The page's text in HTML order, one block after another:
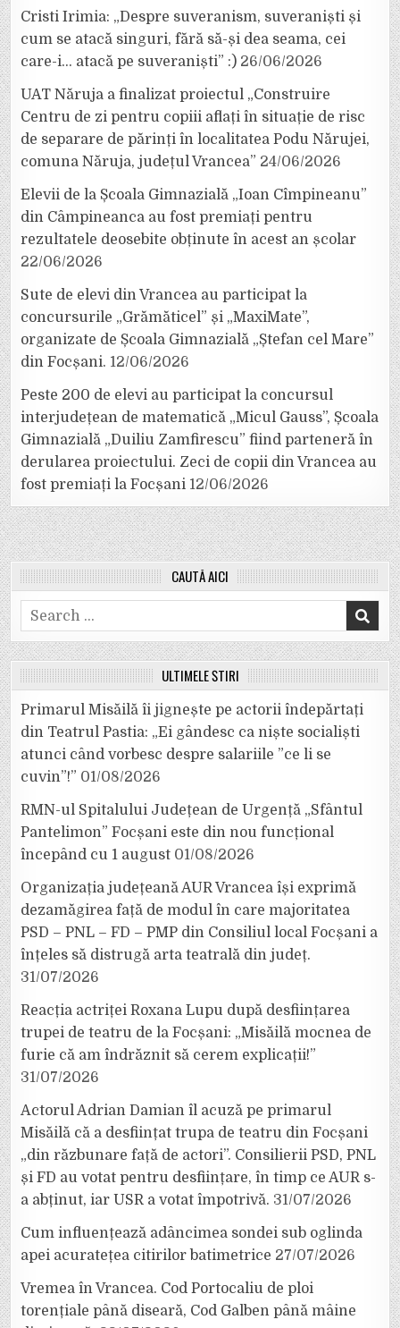
Cristi Irimia: „Despre suveranism, suveraniști și
cum se atacă singuri, fără să-și dea seama, cei
care-i… atacă pe suveraniști” :) 26/06/2026
UAT Năruja a finalizat proiectul „Construire
Centru de zi pentru copiii aflați în situație de risc
de separare de părinți în localitatea Podu Nărujei,
comuna Năruja, județul Vrancea” 24/06/2026
Elevii de la Școala Gimnazială „Ioan Cîmpineanu”
din Câmpineanca au fost premiați pentru
rezultatele deosebite obținute în acest an școlar
22/06/2026
Sute de elevi din Vrancea au participat la
concursurile „Grămăticel” și „MaxiMate”,
organizate de Școala Gimnazială „Ștefan cel Mare”
din Focșani. 12/06/2026
Peste 200 de elevi au participat la concursul
interjudețean de matematică „Micul Gauss”, Școala
Gimnazială „Duiliu Zamfirescu” fiind parteneră în
derularea proiectului. Zeci de copii din Vrancea au
fost premiați la Focșani 12/06/2026
CAUTĂ AICI
Search
for:
ULTIMELE ȘTIRI
Primarul Misăilă îi jignește pe actorii îndepărtați
din Teatrul Pastia: „Ei gândesc ca niște socialiști
atunci când vorbesc despre salariile ”ce li se
cuvin”!” 01/08/2026
RMN-ul Spitalului Județean de Urgență „Sfântul
Pantelimon” Focșani este din nou funcțional
începând cu 1 august 01/08/2026
Organizația județeană AUR Vrancea își exprimă
dezamăgirea față de modul în care majoritatea
PSD – PNL – FD – PMP din Consiliul local Focșani a
înțeles să distrugă arta teatrală din județ.
31/07/2026
Reacția actriței Roxana Lupu după desființarea
trupei de teatru de la Focșani: „Misăilă mocnea de
furie că am îndrăznit să cerem explicații!”
31/07/2026
Actorul Adrian Damian îl acuză pe primarul
Misăilă că a desființat trupa de teatru din Focșani
„din răzbunare față de actori”. Consilierii PSD, PNL
și FD au votat pentru desființare, în timp ce AUR s-
a abținut, iar USR a votat împotrivă. 31/07/2026
Cum influențează adâncimea sondei sub oglinda
apei acuratețea citirilor batimetrice 27/07/2026
Vremea în Vrancea. Cod Portocaliu de ploi
torențiale până diseară, Cod Galben până mâine